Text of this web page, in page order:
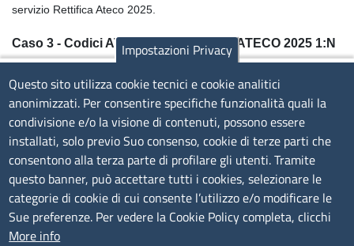
servizio Rettifica Ateco 2025.
Caso 3 - Codici ATECO 2007-2022 vs. ATECO 2025 1:N
accessori per motocicli
Codifica ATECO 2007-2022 relativa all’attività svolta: 45.40.21
Codifica ATECO 2025 relativa all’attività svolta: 46.18.45 oppure
47.83.20 (l’attività è riclassificata automaticamente dalla CCIAA
nel codice 46.18.45)
Attività indicata in visura al momento dell’accesso al
Impostazioni Privacy
Questo sito utilizza cookie tecnici e cookie analitici
anonimizzati. Per consentire specifiche funzionalità quali la
condivisione e/o la visione di contenuti, possono essere
installati, solo previo Suo consenso, cookie di terze parti che
consentono alla terza parte di profilare gli utenti. Tramite
questo banner, può accettare tutti i cookies, selezionare le
categorie di cookie di cui consente l’utilizzo e/o modificare le
Sue preferenze. Per vedere la Cookie Policy completa, clicchi
More info